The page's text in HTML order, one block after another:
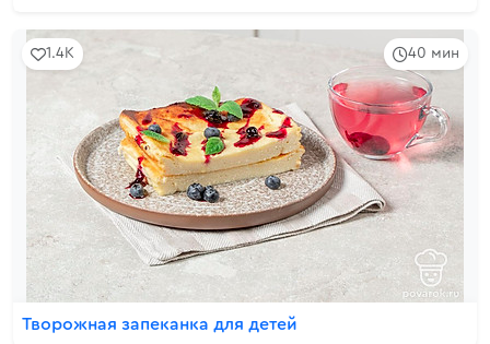
40 мин
1.4K
Творожная запеканка для детей